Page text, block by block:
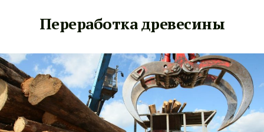
Переработка древесины